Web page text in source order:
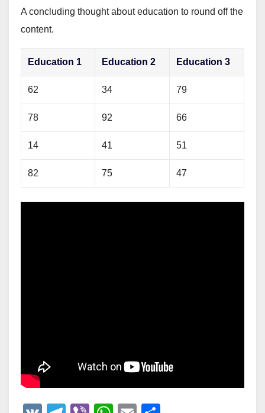
A concluding thought about education to round off the
content.
Education 1 Education 2 Education 3
62 34 79
78 92 66
14 41 51
82 75 47